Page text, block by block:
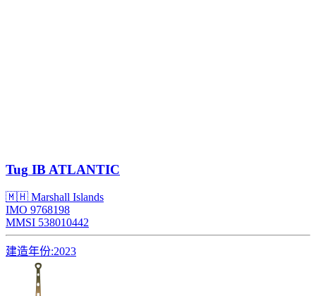
Tug IB ATLANTIC
🇲🇭 Marshall Islands
IMO 9768198
MMSI 538010442
建造年份:2023